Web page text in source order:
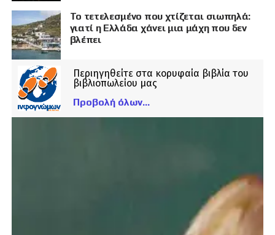
Το τετελεσμένο που χτίζεται σιωπηλά:
γιατί η Ελλάδα χάνει μια μάχη που δεν
βλέπει
Περιηγηθείτε στα κορυφαία βιβλία του
βιβλιοπωλείου μας
Προβολή όλων